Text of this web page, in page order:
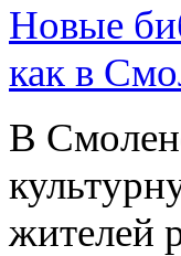
Новые
как в
В
жителей